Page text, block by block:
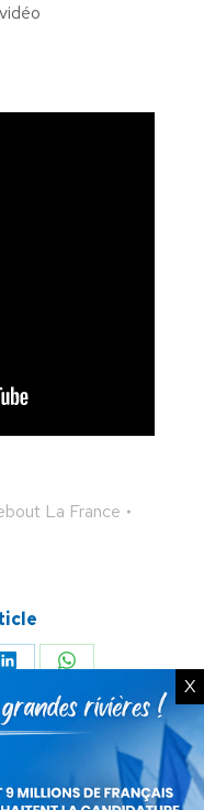
La France
Partager
sur
LinkedIn
Partager
sur
WhatsApp
La France
X